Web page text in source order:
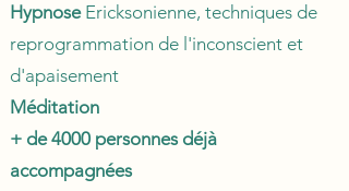
HypnoseEricksonienne, techniques de
reprogrammation de l'inconscient et
d'apaisement
Méditation
+ de 4000 personnes déjà
accompagnées